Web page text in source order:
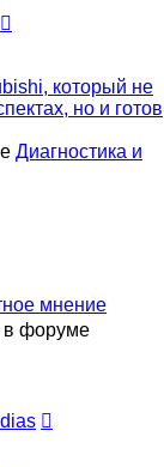
который не
но и готов
Диагностика и
мнение
в форуме